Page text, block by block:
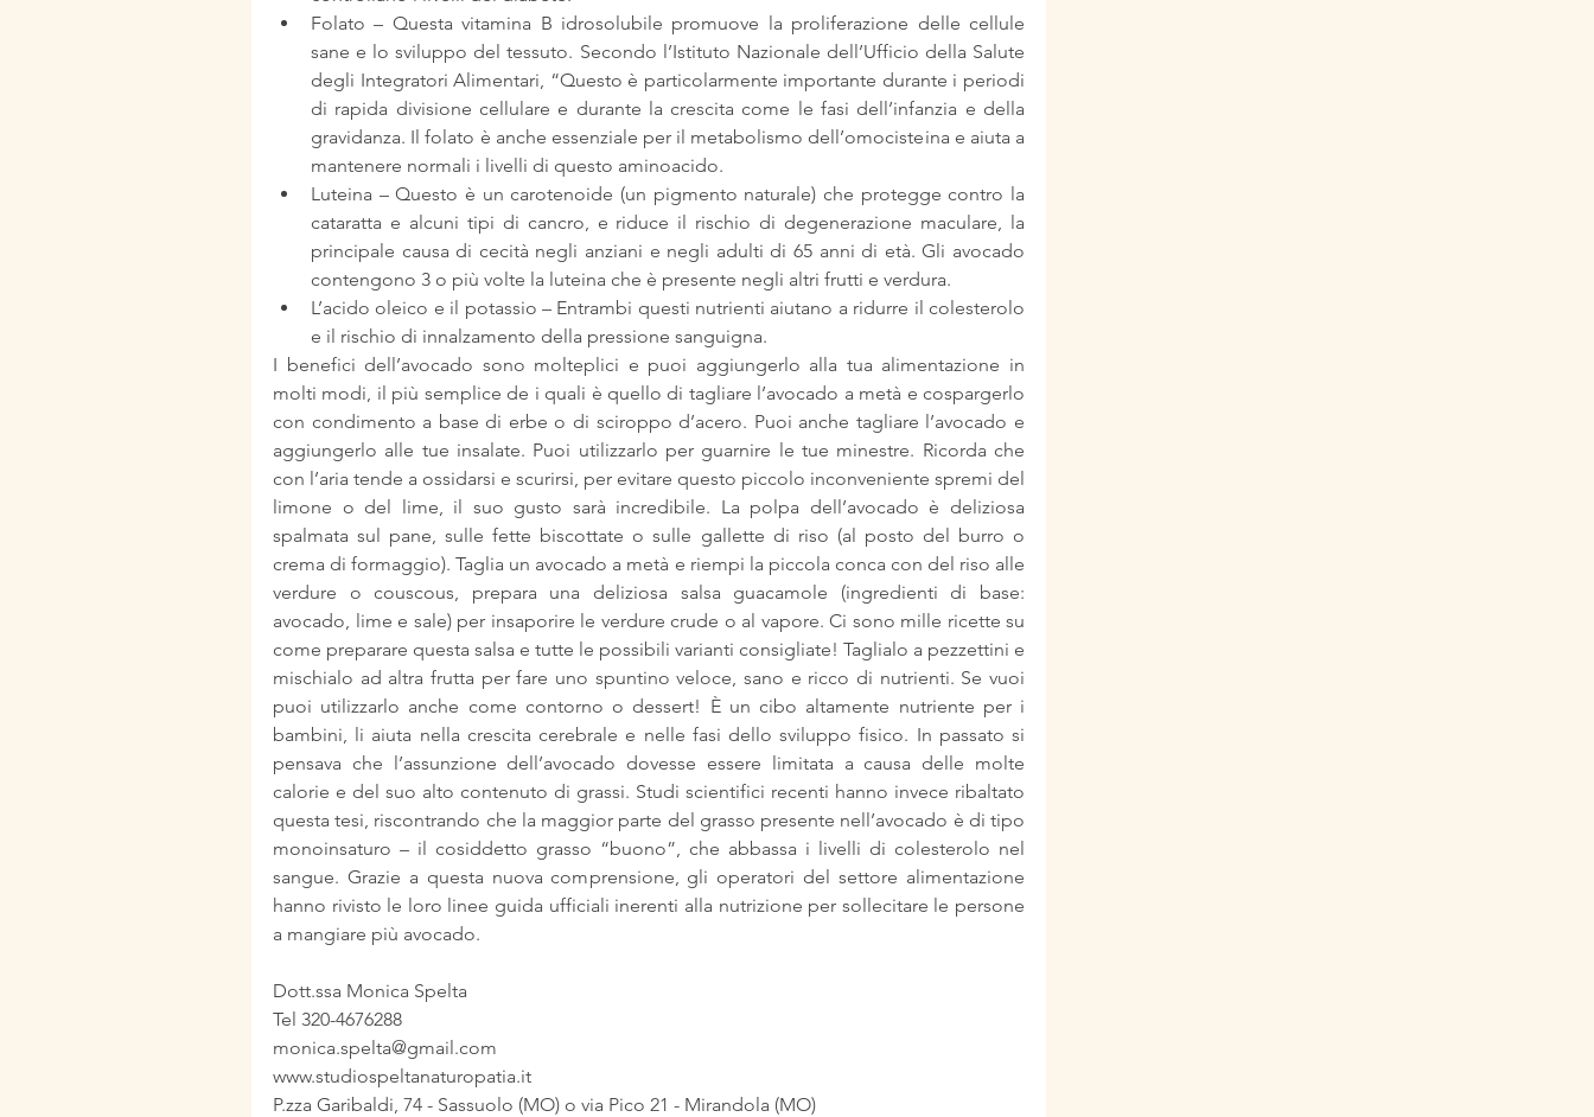
Folato – Questa vitamina B idrosolubile promuove la proliferazione delle cellule
sane e lo sviluppo del tessuto. Secondo l’Istituto Nazionale dell’Ufficio della Salute
degli Integratori Alimentari, “Questo è particolarmente importante durante i periodi
di rapida divisione cellulare e durante la crescita come le fasi dell’infanzia e della
gravidanza. Il folato è anche essenziale per il metabolismo dell’omocisteina e aiuta a
mantenere normali i livelli di questo aminoacido.
Luteina – Questo è un carotenoide (un pigmento naturale) che protegge contro la
cataratta e alcuni tipi di cancro, e riduce il rischio di degenerazione maculare, la
principale causa di cecità negli anziani e negli adulti di 65 anni di età. Gli avocado
contengono 3 o più volte la luteina che è presente negli altri frutti e verdura.
L’acido oleico e il potassio – Entrambi questi nutrienti aiutano a ridurre il colesterolo
e il rischio di innalzamento della pressione sanguigna.
I benefici dell’avocado sono molteplici e puoi aggiungerlo alla tua alimentazione in
molti modi, il più semplice de i quali è quello di tagliare l’avocado a metà e cospargerlo
con condimento a base di erbe o di sciroppo d’acero. Puoi anche tagliare l’avocado e
aggiungerlo alle tue insalate. Puoi utilizzarlo per guarnire le tue minestre. Ricorda che
con l’aria tende a ossidarsi e scurirsi, per evitare questo piccolo inconveniente spremi del
limone o del lime, il suo gusto sarà incredibile. La polpa dell’avocado è deliziosa
spalmata sul pane, sulle fette biscottate o sulle gallette di riso (al posto del burro o
crema di formaggio). Taglia un avocado a metà e riempi la piccola conca con del riso alle
verdure o couscous, prepara una deliziosa salsa guacamole (ingredienti di base:
avocado, lime e sale) per insaporire le verdure crude o al vapore. Ci sono mille ricette su
come preparare questa salsa e tutte le possibili varianti consigliate! Taglialo a pezzettini e
mischialo ad altra frutta per fare uno spuntino veloce, sano e ricco di nutrienti. Se vuoi
puoi utilizzarlo anche come contorno o dessert! È un cibo altamente nutriente per i
bambini, li aiuta nella crescita cerebrale e nelle fasi dello sviluppo fisico. In passato si
pensava che l’assunzione dell’avocado dovesse essere limitata a causa delle molte
calorie e del suo alto contenuto di grassi. Studi scientifici recenti hanno invece ribaltato
questa tesi, riscontrando che la maggior parte del grasso presente nell’avocado è di tipo
monoinsaturo – il cosiddetto grasso “buono”, che abbassa i livelli di colesterolo nel
sangue. Grazie a questa nuova comprensione, gli operatori del settore alimentazione
hanno rivisto le loro linee guida ufficiali inerenti alla nutrizione per sollecitare le persone
a mangiare più avocado.
Dott.ssa Monica Spelta
Tel 320-4676288
monica.spelta@gmail.com
www.studiospeltanaturopatia.it
P.zza Garibaldi, 74 - Sassuolo (MO) o via Pico 21 - Mirandola (MO)